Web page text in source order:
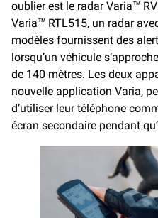
oublier est le radar Varia™
Varia™ RTL515, un radar
modèles fournissent des
lorsqu’un véhicule
de 140 mètres. Les deux
nouvelle application Varia,
d’utiliser leur téléphone
écran secondaire pendant